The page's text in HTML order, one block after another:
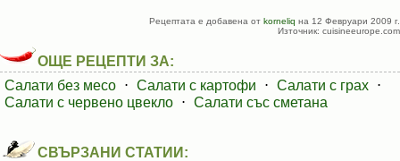
Рецептата е добавена от korneliq на 12 Февруари 2009 г.
Източник: cuisineeurope.com
ОЩЕ РЕЦЕПТИ ЗА:
Салати без месо ⋅ Салати с картофи ⋅ Салати с грах ⋅
Салати с червено цвекло ⋅ Салати със сметана
СВЪРЗАНИ СТАТИИ: